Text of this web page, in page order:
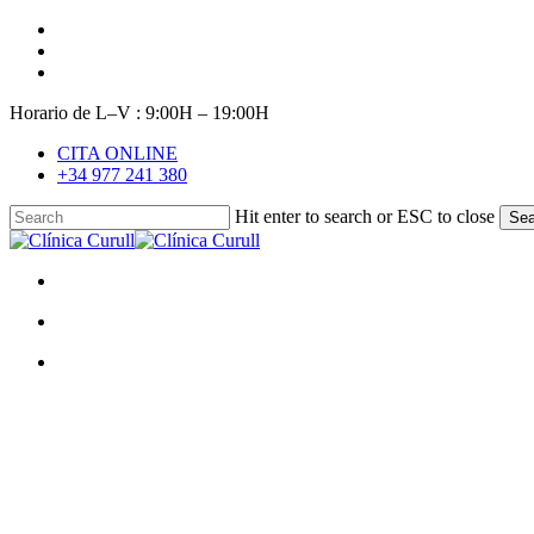
Skip
main
Horario de L–V : 9:00H – 19:00H
CITA ONLINE
+34 977 241 380
Hit enter to search or ESC to close
Close
search
Menu